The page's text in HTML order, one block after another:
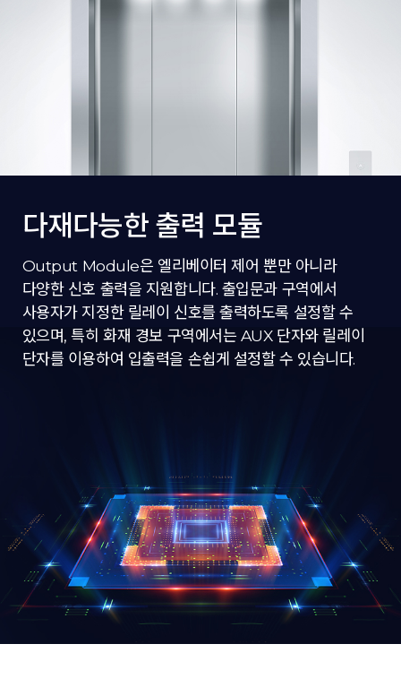
다재다능한 출력 모듈
Output Module은 엘리베이터 제어 뿐만 아니라
다양한 신호 출력을 지원합니다. 출입문과 구역에서
사용자가 지정한 릴레이 신호를 출력하도록 설정할 수
있으며, 특히 화재 경보 구역에서는 AUX 단자와 릴레이
단자를 이용하여 입출력을 손쉽게 설정할 수 있습니다.